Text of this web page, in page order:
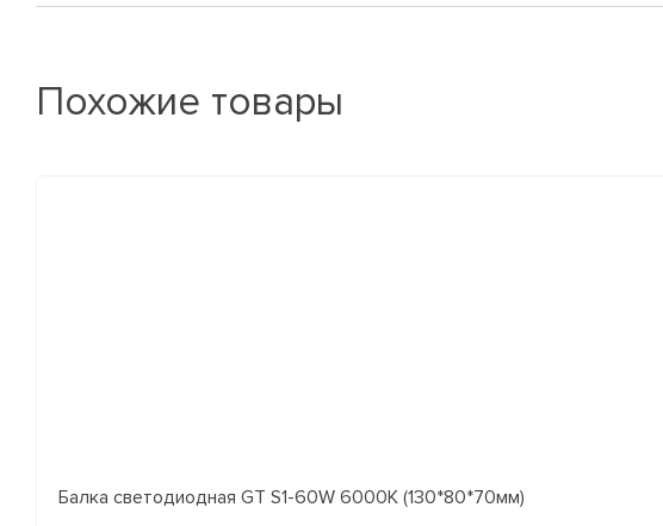
Похожие товары
Балка светодиодная GT S1-60W 6000K (130*80*70мм)